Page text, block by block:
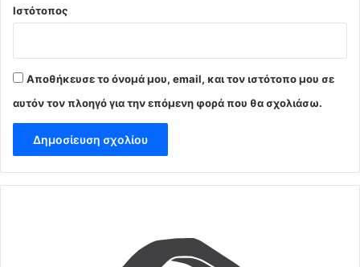
Ιστότοπος
Αποθήκευσε το όνομά μου, email, και τον ιστότοπο μου σε
αυτόν τον πλοηγό για την επόμενη φορά που θα σχολιάσω.